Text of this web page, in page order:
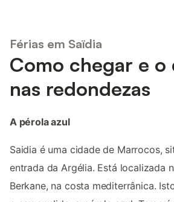
Férias em Saïdia
Como chegar e o
nas redondezas
A pérola azul
Saidia é uma cidade de Marrocos,
entrada da Argélia. Está localizada
Berkane, na costa mediterrânica.